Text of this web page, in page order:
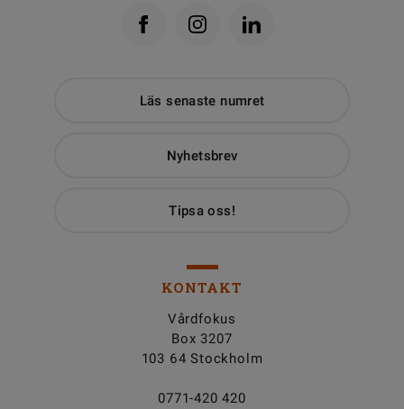
Läs senaste numret
Nyhetsbrev
Tipsa oss!
KONTAKT
Vårdfokus
Box 3207
103 64 Stockholm
0771-420 420